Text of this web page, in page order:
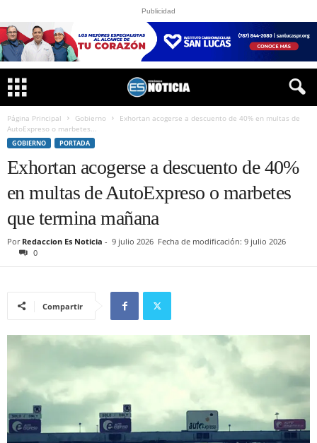
Publicidad
Página Principal Gobierno
Exhortan acogerse a descuento de 40% en multas de
AutoExpreso o marbetes...
GOBIERNO PORTADA
Exhortan acogerse a descuento de 40%
en multas de AutoExpreso o marbetes
que termina mañana
Por Redaccion Es Noticia - 9 julio 2026 Fecha de modificación: 9 julio 2026
0
Compartir